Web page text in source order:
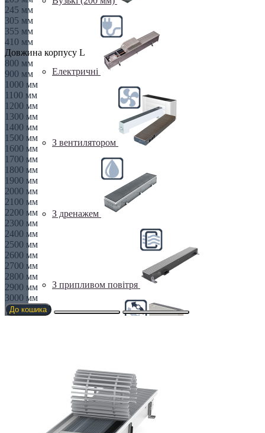
Електричні
З вентилятором
З дренажем
З припливом повітря
Кутові та радіусні
245 мм
305 мм
355 мм
410 мм
Довжина корпусу L
800 мм
900 мм
1000 мм
1100 мм
1200 мм
1300 мм
1400 мм
1500 мм
1600 мм
1700 мм
1800 мм
1900 мм
2000 мм
2100 мм
2200 мм
2300 мм
2400 мм
2500 мм
2600 мм
2700 мм
2800 мм
2900 мм
3000 мм
До кошика